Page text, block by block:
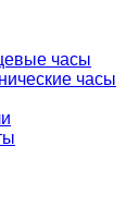
часы
часы